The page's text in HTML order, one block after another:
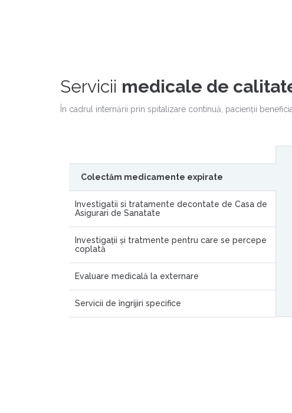
Servicii medicale de
În cadrul internării prin spitalizare continuă, pacienţii
Colectăm medicamente expirate
Investigatii si tratamente decontate de Casa de
Asigurari de Sanatate
Investigații și tratmente pentru care se percepe
coplată
Evaluare medicală la externare
Servicii de îngrijiri specifice